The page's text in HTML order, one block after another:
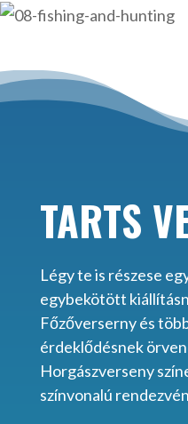
TARTS
Légy te is részese
egybekötött
Főzőverserny és
érdeklődésnek
Horgászverseny
színvonalú